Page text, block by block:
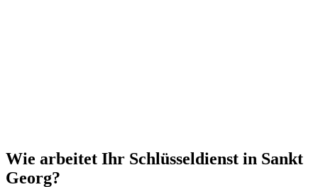
Wie arbeitet Ihr Schlüsseldienst in Sankt
Georg?